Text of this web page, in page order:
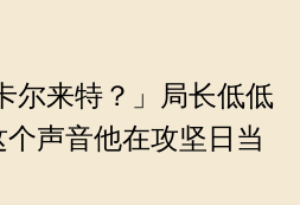
尔来特？」局长低低
声音他在攻坚日当